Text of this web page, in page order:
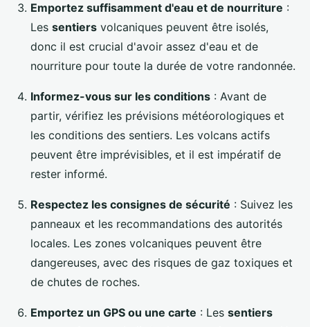
Emportez suffisamment d'eau et de nourriture :
Les sentiers volcaniques peuvent être isolés,
donc il est crucial d'avoir assez d'eau et de
nourriture pour toute la durée de votre randonnée.
Informez-vous sur les conditions : Avant de
partir, vérifiez les prévisions météorologiques et
les conditions des sentiers. Les volcans actifs
peuvent être imprévisibles, et il est impératif de
rester informé.
Respectez les consignes de sécurité : Suivez les
panneaux et les recommandations des autorités
locales. Les zones volcaniques peuvent être
dangereuses, avec des risques de gaz toxiques et
de chutes de roches.
Emportez un GPS ou une carte : Les sentiers